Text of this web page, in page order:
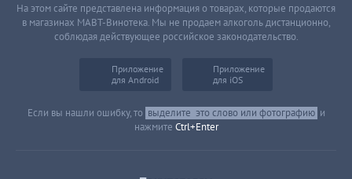
На этом сайте представлена информация о товарах, которые продаются
в магазинах МАВТ-Винотека. Мы не продаем алкоголь дистанционно,
соблюдая действующее российское законодательство.
Приложение
для Android
Приложение
для iOS
Если вы нашли ошибку, то выделите это слово или фотографию и
нажмите Ctrl+Enter